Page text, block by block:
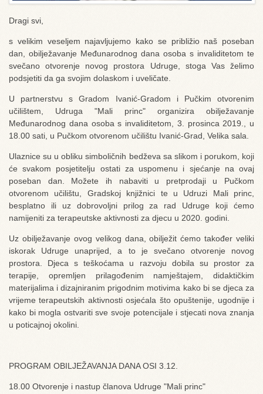
Dragi svi,
s velikim veseljem najavljujemo kako se približio naš poseban
dan, obilježavanje Međunarodnog dana osoba s invaliditetom te
svečano otvorenje novog prostora Udruge, stoga Vas želimo
podsjetiti da ga svojim dolaskom i uveličate.
U partnerstvu s Gradom Ivanić-Gradom i Pučkim otvorenim
učilištem, Udruga "Mali princ" organizira obilježavanje
Međunarodnog dana osoba s invaliditetom, 3. prosinca 2019., u
18.00 sati, u Pučkom otvorenom učilištu Ivanić-Grad, Velika sala.
Ulaznice su u obliku simboličnih bedževa sa slikom i porukom, koji
će svakom posjetitelju ostati za uspomenu i sjećanje na ovaj
poseban dan. Možete ih nabaviti u pretprodaji u Pučkom
otvorenom učilištu, Gradskoj knjižnici te u Udruzi Mali princ,
besplatno ili uz dobrovoljni prilog za rad Udruge koji ćemo
namijeniti za terapeutske aktivnosti za djecu u 2020. godini.
Uz obilježavanje ovog velikog dana, obilježit ćemo također veliki
iskorak Udruge unaprijed, a to je svečano otvorenje novog
prostora. Djeca s teškoćama u razvoju dobila su prostor za
terapije, opremljen prilagođenim namještajem, didaktičkim
materijalima i dizajniranim prigodnim motivima kako bi se djeca za
vrijeme terapeutskih aktivnosti osjećala što opuštenije, ugodnije i
kako bi mogla ostvariti sve svoje potencijale i stjecati nova znanja
u poticajnoj okolini.
PROGRAM OBILJEŽAVANJA DANA OSI 3.12.
18.00 Otvorenje i nastup članova Udruge "Mali princ"